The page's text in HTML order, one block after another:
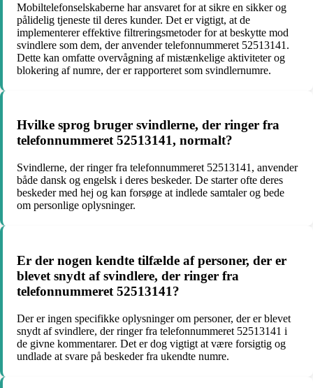
Mobiltelefonselskaberne har ansvaret for at sikre en sikker og
pålidelig tjeneste til deres kunder. Det er vigtigt, at de
implementerer effektive filtreringsmetoder for at beskytte mod
svindlere som dem, der anvender telefonnummeret 52513141.
Dette kan omfatte overvågning af mistænkelige aktiviteter og
blokering af numre, der er rapporteret som svindlernumre.
Hvilke sprog bruger svindlerne, der ringer fra
telefonnummeret 52513141, normalt?
Svindlerne, der ringer fra telefonnummeret 52513141, anvender
både dansk og engelsk i deres beskeder. De starter ofte deres
beskeder med hej og kan forsøge at indlede samtaler og bede
om personlige oplysninger.
Er der nogen kendte tilfælde af personer, der er
blevet snydt af svindlere, der ringer fra
telefonnummeret 52513141?
Der er ingen specifikke oplysninger om personer, der er blevet
snydt af svindlere, der ringer fra telefonnummeret 52513141 i
de givne kommentarer. Det er dog vigtigt at være forsigtig og
undlade at svare på beskeder fra ukendte numre.